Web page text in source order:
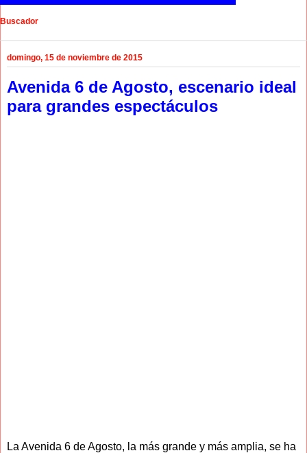
Buscador
domingo, 15 de noviembre de 2015
Avenida 6 de Agosto, escenario ideal
para grandes espectáculos
La Avenida 6 de Agosto, la más grande y más amplia, se ha